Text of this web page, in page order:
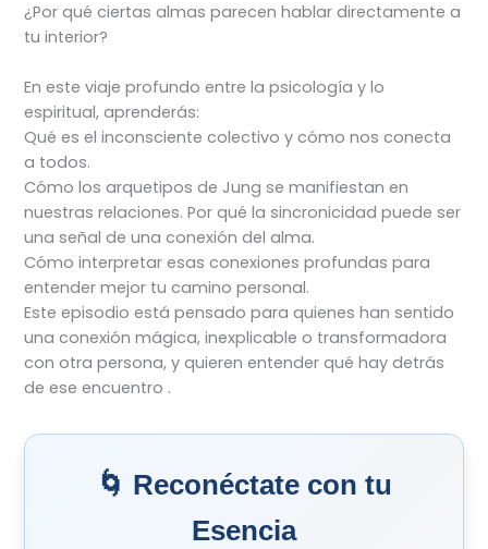
¿Por qué ciertas almas parecen hablar directamente a
tu interior?
En este viaje profundo entre la psicología y lo
espiritual, aprenderás:
Qué es el inconsciente colectivo y cómo nos conecta
a todos.
Cómo los arquetipos de Jung se manifiestan en
nuestras relaciones. Por qué la sincronicidad puede ser
una señal de una conexión del alma.
Cómo interpretar esas conexiones profundas para
entender mejor tu camino personal.
Este episodio está pensado para quienes han sentido
una conexión mágica, inexplicable o transformadora
con otra persona, y quieren entender qué hay detrás
de ese encuentro .
🌀 Reconéctate con tu
Esencia